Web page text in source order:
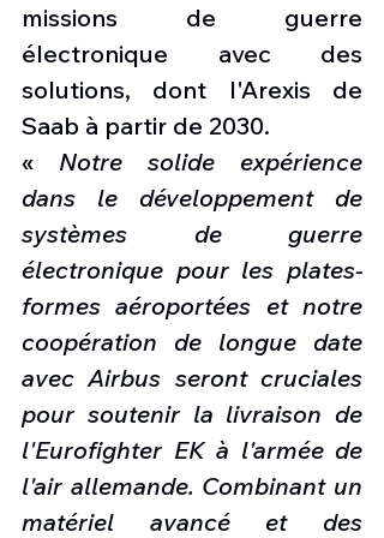
missions de guerre
électronique avec des
solutions, dont l'Arexis de
Saab à partir de 2030.
« Notre solide expérience
dans le développement de
systèmes de guerre
électronique pour les plates-
formes aéroportées et notre
coopération de longue date
avec Airbus seront cruciales
pour soutenir la livraison de
l'Eurofighter EK à l'armée de
l'air allemande. Combinant un
matériel avancé et des